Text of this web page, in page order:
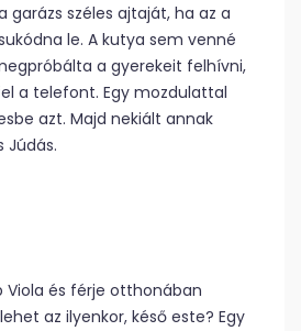
garázs széles ajtaját, ha az a
le. A kutya sem venné
a gyerekeit felhívni,
a telefont. Egy mozdulattal
azt. Majd nekiált annak
Júdás.
Viola és férje otthonában
az ilyenkor, késő este? Egy